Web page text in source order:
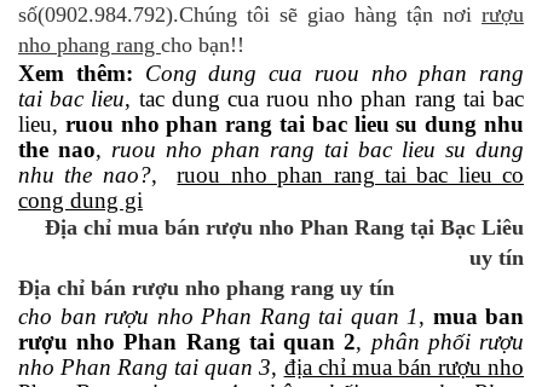
số(0902.984.792).Chúng tôi sẽ giao hàng tận nơi rượu
nho phang rang cho bạn!!
Xem thêm: Cong dung cua ruou nho phan rang
tai bac lieu, tac dung cua ruou nho phan rang tai bac
lieu, ruou nho phan rang tai bac lieu su dung nhu
the nao, ruou nho phan rang tai bac lieu su dung
nhu the nao?,ruou nho phan rang tai bac lieu co
cong dung gi
Địa chỉ mua bán rượu nho Phan Rang tại Bạc Liêu
uy tín
Địa chỉ bán rượu nho phang rang uy tín
cho ban rượu nho Phan Rang tai quan 1, mua ban
rượu nho Phan Rang tai quan 2, phân phối rượu
nho Phan Rang tai quan 3, địa chỉ mua bán rượu nho